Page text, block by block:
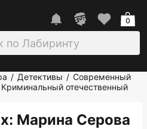
0
/ Детективы / Современный
Криминальный отечественный
: Марина Серова